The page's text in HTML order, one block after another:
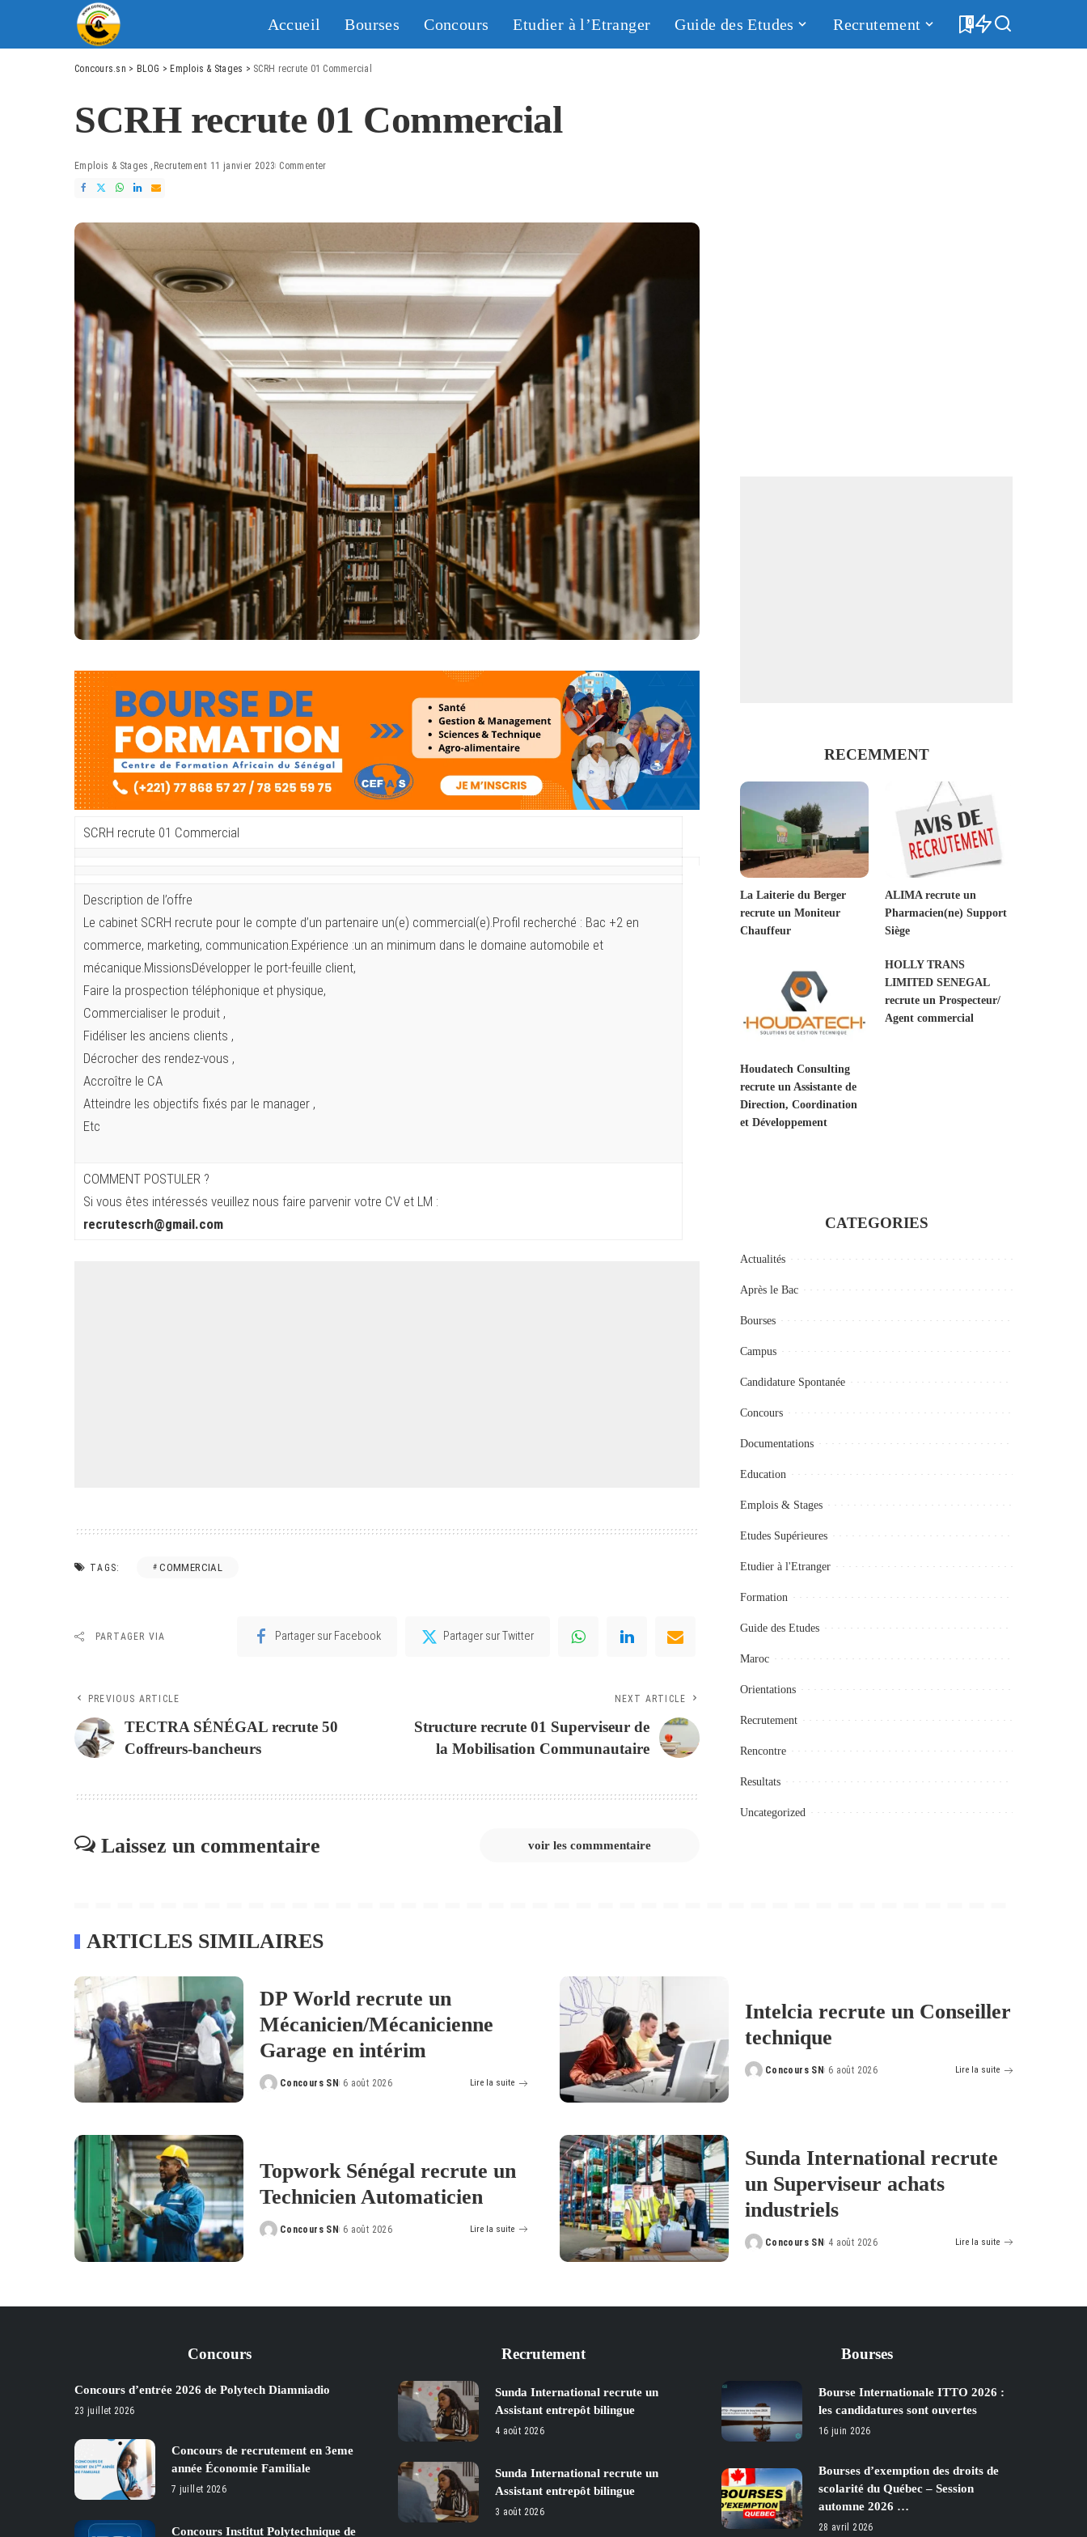
Accueil Bourses Concours Etudier à l’Etranger Guide des Etudes Recrutement 0
Concours.sn > BLOG > Emplois & Stages > SCRH recrute 01 Commercial
SCRH recrute 01 Commercial
Emplois & Stages Recrutement 11 janvier 2023 Commenter
SCRH recrute 01 Commercial
Description de l’offre
Le cabinet SCRH recrute pour le compte d’un partenaire un(e) commercial(e).Profil recherché : Bac +2 en
commerce, marketing, communication.Expérience :un an minimum dans le domaine automobile et
mécanique.MissionsDévelopper le port-feuille client,
Faire la prospection téléphonique et physique,
Commercialiser le produit ,
Fidéliser les anciens clients ,
Décrocher des rendez-vous ,
Accroître le CA
Atteindre les objectifs fixés par le manager ,
Etc
COMMENT POSTULER ?
Si vous êtes intéressés veuillez nous faire parvenir votre CV et LM :
recrutescrh@gmail.com
TAGS: COMMERCIAL
PARTAGER VIA Partager sur Facebook Partager sur Twitter
PREVIOUS ARTICLE
TECTRA SÉNÉGAL recrute 50
Coffreurs-bancheurs
NEXT ARTICLE
Structure recrute 01 Superviseur de
la Mobilisation Communautaire
Laissez un commentaire voir les commmentaire
RECEMMENT
La Laiterie du Berger
recrute un Moniteur
Chauffeur
ALIMA recrute un
Pharmacien(ne) Support
Siège
Houdatech Consulting
recrute un Assistante de
Direction, Coordination
et Développement
HOLLY TRANS
LIMITED SENEGAL
recrute un Prospecteur/
Agent commercial
CATEGORIES
Actualités
Après le Bac
Bourses
Campus
Candidature Spontanée
Concours
Documentations
Education
Emplois & Stages
Etudes Supérieures
Etudier à l'Etranger
Formation
Guide des Etudes
Maroc
Orientations
Recrutement
Rencontre
Resultats
Uncategorized
ARTICLES SIMILAIRES
DP World recrute un
Mécanicien/Mécanicienne
Garage en intérim
Posted
Concours SN 6 août 2026 Lire la suite
Intelcia recrute un Conseiller
technique
Posted
Concours SN 6 août 2026 Lire la suite
Topwork Sénégal recrute un
Technicien Automaticien
Posted
Concours SN 6 août 2026 Lire la suite
Sunda International recrute
un Superviseur achats
industriels
Posted
Concours SN 4 août 2026 Lire la suite
Concours
Concours d’entrée 2026 de Polytech Diamniadio
23 juillet 2026
Concours de recrutement en 3eme
année Économie Familiale
7 juillet 2026
Concours Institut Polytechnique de
Recrutement
Sunda International recrute un
Assistant entrepôt bilingue
4 août 2026
Sunda International recrute un
Assistant entrepôt bilingue
3 août 2026
Bourses
Bourse Internationale ITTO 2026 :
les candidatures sont ouvertes
16 juin 2026
Bourses d’exemption des droits de
scolarité du Québec – Session
automne 2026 …
28 avril 2026